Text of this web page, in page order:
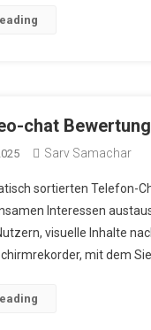
chat
Sarv Samachar
sortierten Telefon-
Interessen
visuelle Inhalte
mit dem